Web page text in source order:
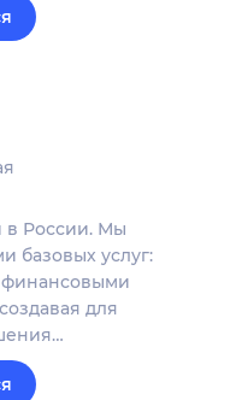
в России. Мы
базовых услуг:
для